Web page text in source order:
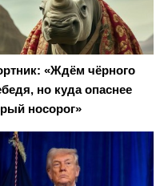
«Ждём чёрного
но куда опаснее
носорог»